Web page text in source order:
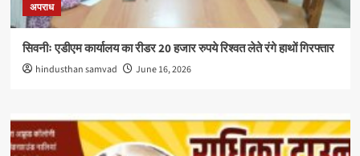
अपराध
सिवनीः एडीएम कार्यालय का रीडर 20 हजार रुपये रिश्वत लेते रंगे हाथों गिरफ्तार
hindusthan samvad June 16, 2026